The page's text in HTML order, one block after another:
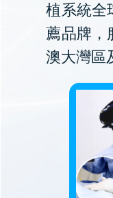
植系統全
薦品牌，
澳大灣區